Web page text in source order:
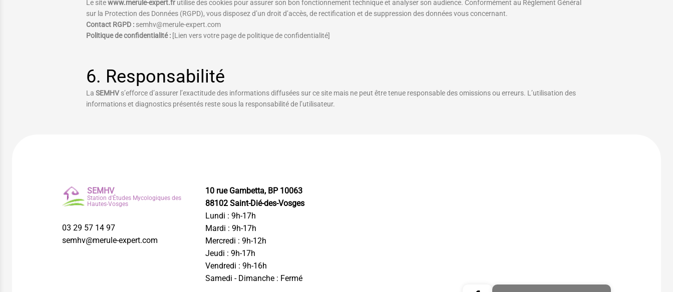
Le sitewww.merule-expert.fr utilise des cookies pour assurer son bon fonctionnement technique et analyser son audience. Conformément au Règlement Général
sur la Protection des Données (RGPD), vous disposez d’un droit d’accès, de rectification et de suppression des données vous concernant.
Contact RGPD : semhv@merule-expert.com
Politique de confidentialité : [Lien vers votre page de politique de confidentialité]
6. Responsabilité
La SEMHV s’efforce d’assurer l’exactitude des informations diffusées sur ce site mais ne peut être tenue responsable des omissions ou erreurs. L’utilisation des
informations et diagnostics présentés reste sous la responsabilité de l’utilisateur.
SEMHV
Station d'Études Mycologiques des
Hautes-Vosges
03 29 57 14 97
semhv@merule-expert.com
10 rue Gambetta, BP 10063
88102 Saint-Dié-des-Vosges
Lundi : 9h-17h
Mardi : 9h-17h
Mercredi : 9h-12h
Jeudi : 9h-17h
Vendredi : 9h-16h
Samedi - Dimanche : Fermé